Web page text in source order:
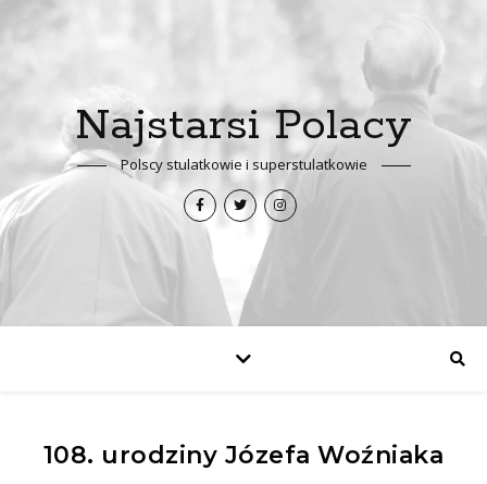
Najstarsi Polacy
Polscy stulatkowie i superstulatkowie
108. urodziny Józefa Woźniaka